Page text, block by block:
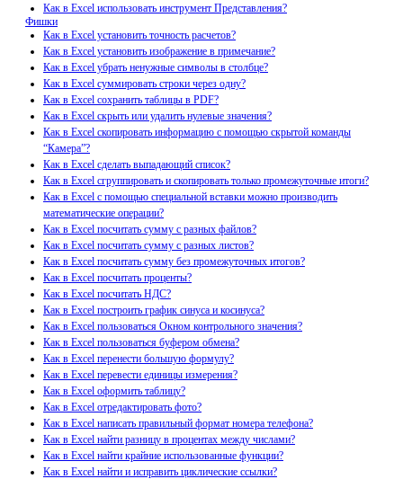
Как в Excel использовать инструмент Представления?
Фишки
Как в Excel установить точность расчетов?
Как в Excel установить изображение в примечание?
Как в Excel убрать ненужные символы в столбце?
Как в Excel суммировать строки через одну?
Как в Excel сохранить таблицы в PDF?
Как в Excel скрыть или удалить нулевые значения?
Как в Excel скопировать информацию с помощью скрытой команды
“Камера”?
Как в Excel сделать выпадающий список?
Как в Excel сгруппировать и скопировать только промежуточные итоги?
Как в Excel с помощью специальной вставки можно производить
математические операции?
Как в Excel посчитать сумму с разных файлов?
Как в Excel посчитать сумму с разных листов?
Как в Excel посчитать сумму без промежуточных итогов?
Как в Excel посчитать проценты?
Как в Excel посчитать НДС?
Как в Excel построить график синуса и косинуса?
Как в Excel пользоваться Окном контрольного значения?
Как в Excel пользоваться буфером обмена?
Как в Excel перенести большую формулу?
Как в Excel перевести единицы измерения?
Как в Excel оформить таблицу?
Как в Excel отредактировать фото?
Как в Excel написать правильный формат номера телефона?
Как в Excel найти разницу в процентах между числами?
Как в Excel найти крайние использованные функции?
Как в Excel найти и исправить циклические ссылки?